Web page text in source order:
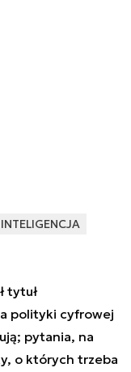
tytuł
polityki cyfrowej
pytania, na
o których trzeba